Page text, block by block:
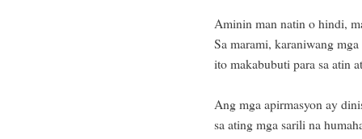
Aminin man natin o hindi,
Sa marami, karaniwang
ito makabubuti para sa atin
Ang mga apirmasyon ay
sa ating mga sarili na